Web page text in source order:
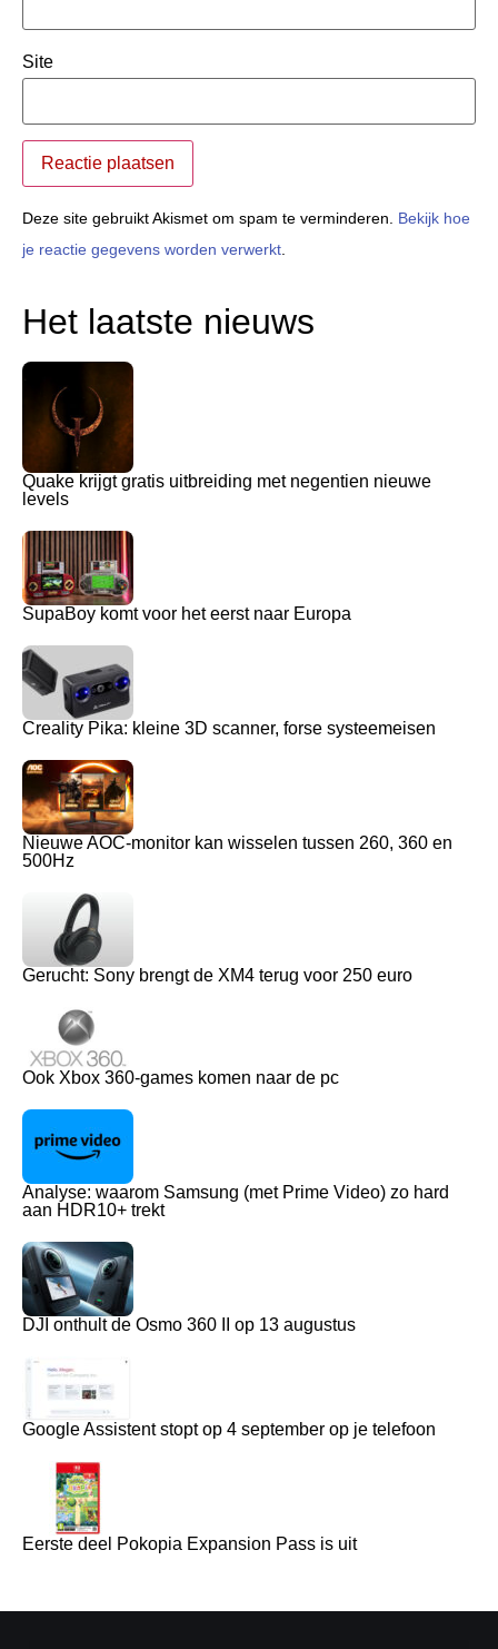
Site
Deze site gebruikt Akismet om spam te verminderen. Bekijk hoe
je reactie gegevens worden verwerkt.
Het laatste nieuws
Quake krijgt gratis uitbreiding met negentien nieuwe
levels
SupaBoy komt voor het eerst naar Europa
Creality Pika: kleine 3D scanner, forse systeemeisen
Nieuwe AOC-monitor kan wisselen tussen 260, 360 en
500Hz
Gerucht: Sony brengt de XM4 terug voor 250 euro
Ook Xbox 360-games komen naar de pc
Analyse: waarom Samsung (met Prime Video) zo hard
aan HDR10+ trekt
DJI onthult de Osmo 360 II op 13 augustus
Google Assistent stopt op 4 september op je telefoon
Eerste deel Pokopia Expansion Pass is uit